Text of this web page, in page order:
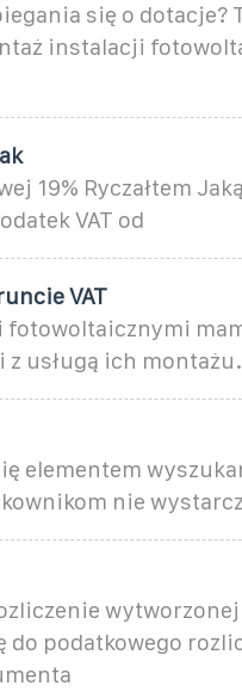
się o dotacje?
instalacji
19% Ryczałtem
VAT od
VAT
fotowoltaicznymi
usługą ich montażu.
elementem
nie
wytworzonej
podatkowego